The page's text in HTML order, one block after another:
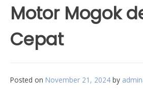
Motor Mogok
Cepat
Posted on November 21, 2024 by